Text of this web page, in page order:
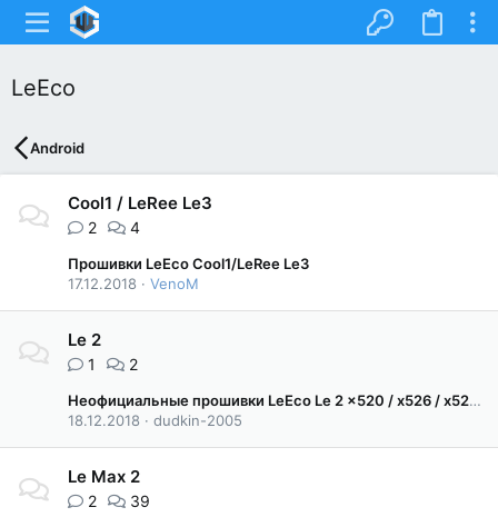
LeEco
Android
Cool1 / LeRee Le3
2 4
Прошивки LeEco Cool1/LeRee Le3
17.12.2018
VenoM
Le 2
1 2
Неофициальные прошивки LeEco Le 2 x520 / х526 / х527
18.12.2018
dudkin-2005
Le Max 2
2 39